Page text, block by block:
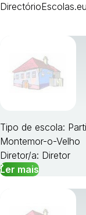
DirectórioEscolas.eu
Tipo de escola:
Montemor-o-Velho
Diretor/a: Diretor
Ler mais